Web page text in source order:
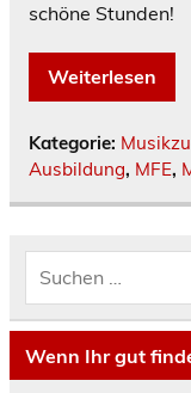
schöne Stunden!
Weiterlesen
Kategorie:
Ausbildung, MFE,
Wenn Ihr gut